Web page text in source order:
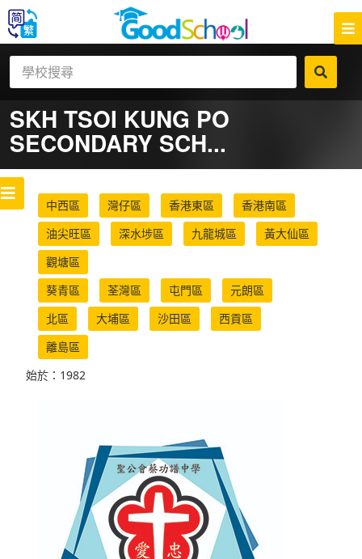
SKH TSOI KUNG PO
SECONDARY SCH...
中西區 灣仔區 香港東區
香港南區
油尖旺區
深水埗區 九龍城區
黃大仙區
觀塘區
葵青區
荃灣區 屯門區
元朗區
北區
大埔區 沙田區
西貢區
離島區
始於：1982